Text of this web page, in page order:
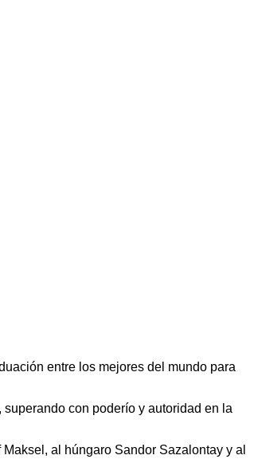
entre los mejores del mundo para
con poderío y autoridad en la
al húngaro Sandor Sazalontay y al